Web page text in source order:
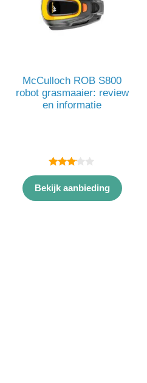
McCulloch ROB S800
robot grasmaaier: review
en informatie
3.00
van 5
Bekijk aanbieding